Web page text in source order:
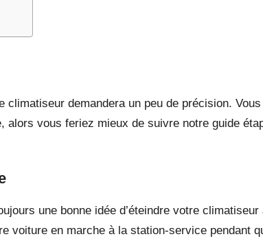
climatiseur demandera un peu de précision.
alors vous feriez mieux de suivre notre guide
une bonne idée d’éteindre votre
voiture en marche à la station-service pendant